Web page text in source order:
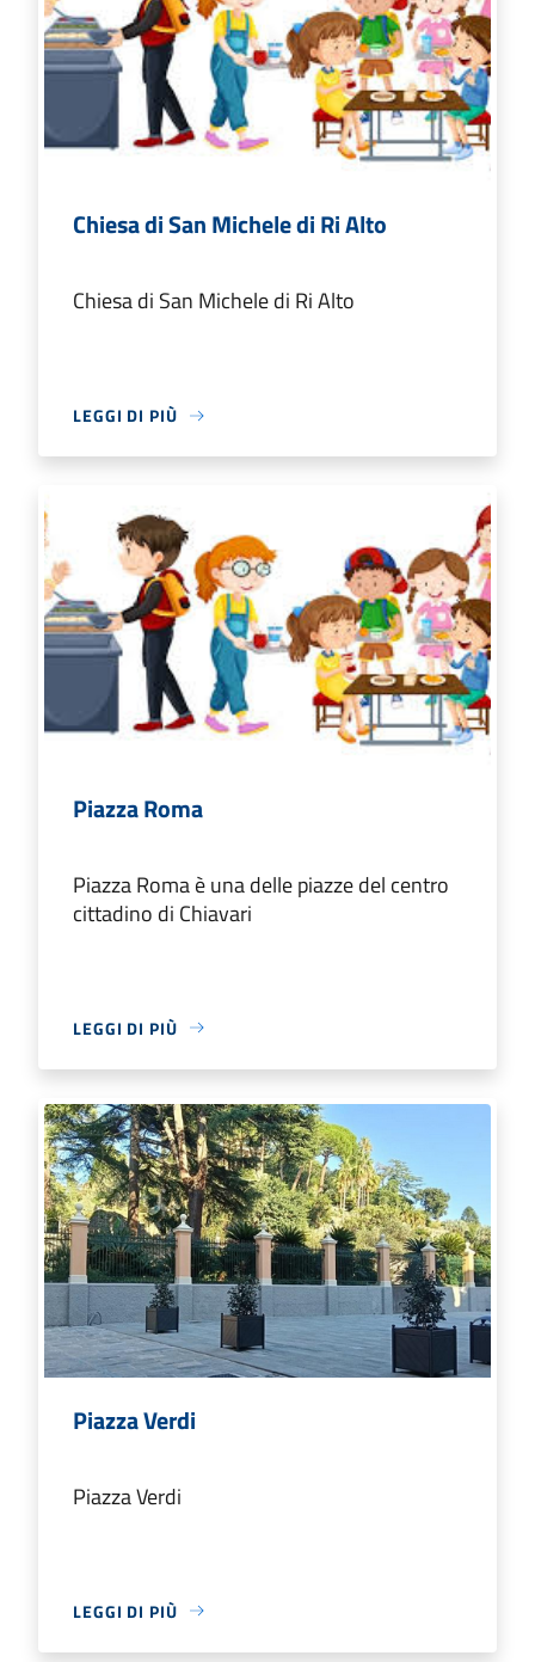
Chiesa di San Michele di Ri Alto
Chiesa di San Michele di Ri Alto
LEGGI DI PIÙ
Piazza Roma
Piazza Roma è una delle piazze del centro
cittadino di Chiavari
LEGGI DI PIÙ
Piazza Verdi
Piazza Verdi
LEGGI DI PIÙ